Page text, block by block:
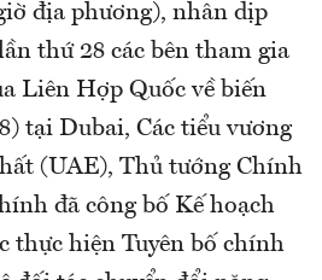
địa phương), nhân dịp
thứ 28 các bên tham gia
Liên Hợp Quốc về biến
tại Dubai, Các tiểu vương
(UAE), Thủ tướng Chính
đã công bố Kế hoạch
thực hiện Tuyên bố chính